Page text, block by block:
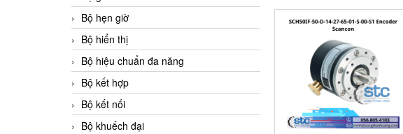
Bộ hẹn giờ
Bộ hiển thị
Bộ hiệu chuẩn đa năng
Bộ kết hợp
Bộ kết nối
Bộ khuếch đại